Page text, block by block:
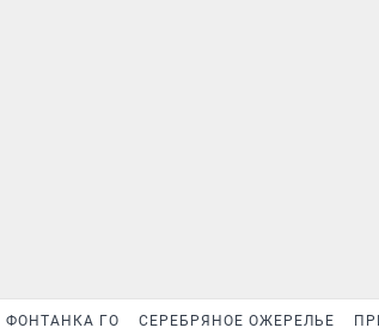
ФОНТАНКА ГО СЕРЕБРЯНОЕ ОЖЕРЕЛЬЕ